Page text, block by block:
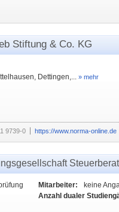
Stiftung & Co. KG
Dettingen,... » mehr
9739-0 https://www.norma-online.de
Mitarbeiter:
keine
Anzahl dualer